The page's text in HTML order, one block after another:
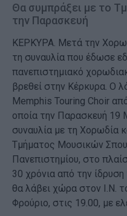
Θα συμπράξει με το
την Παρασκευή
ΚΕΡΚΥΡΑ. Μετά την
τη συναυλία που έδωσε
πανεπιστημιακό
βρεθεί στην Κέρκυρα. Ο
Memphis Touring Choir
οποία την Παρασκευή 19
συναυλία με τη Χορωδία
Τμήματος Μουσικών
Πανεπιστημίου, στο
30 χρόνια από την
θα λάβει χώρα στον Ι.Ν.
Φρούριο, στις 19.00, με